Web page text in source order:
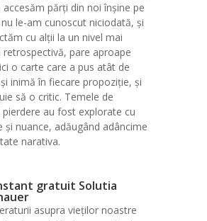
părți din noi înșine pe
le-am cunoscut niciodată, și
cu alții la un nivel mai
retrospectivă, pare aproape
o carte care a pus atât de
inimă în fiecare propoziție, și
să o critic. Temele de
au fost explorate cu
și nuance, adăugând adâncime
narativa.
gratuit Solutia
asupra vieților noastre